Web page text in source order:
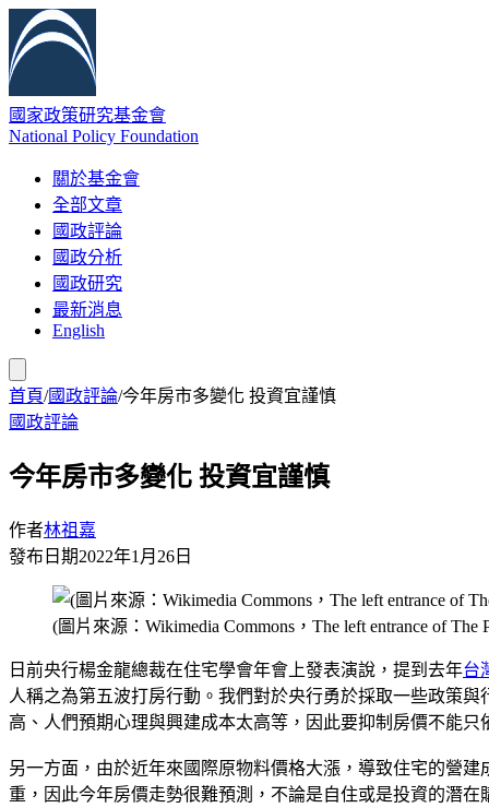
國家政策研究基金會
National Policy Foundation
關於基金會
全部文章
國政評論
國政分析
國政研究
最新消息
English
首頁/國政評論/今年房市多變化 投資宜謹慎
國政評論
今年房市多變化 投資宜謹慎
作者林祖嘉
發布日期2022年1月26日
(圖片來源：Wikimedia Commons，The left entrance of The
日前央行楊金龍總裁在住宅學會年會上發表演說，提到去年台
人稱之為第五波打房行動。我們對於央行勇於採取一些政策
高、人們預期心理與興建成本太高等，因此要抑制房價不能
另一方面，由於近年來國際原物料價格大漲，導致住宅的營
重，因此今年房價走勢很難預測，不論是自住或是投資的潛